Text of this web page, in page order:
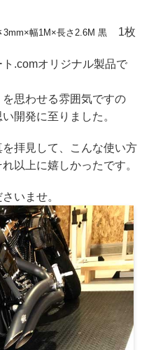
3mm×幅1M×長さ2.6M 黒 1枚
.comオリジナル製品で
思わせる雰囲気ですの
開発に至りました。
拝見して、こんな使い方
以上に嬉しかったです。
いませ。